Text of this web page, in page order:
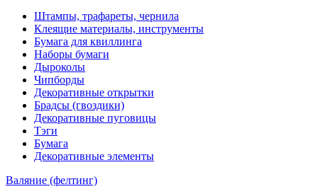
Штампы, трафареты, чернила
Клеящие материалы, инструменты
Бумага для квиллинга
Наборы бумаги
Дыроколы
Чипборды
Декоративные открытки
Брадсы (гвоздики)
Декоративные пуговицы
Тэги
Бумага
Декоративные элементы
Валяние (фелтинг)